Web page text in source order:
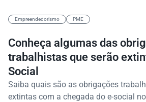
Empreendedorismo PME
Conheça algumas das
trabalhistas que serão
Social
Saiba quais são as obrigações
extintas com a chegada do e-social